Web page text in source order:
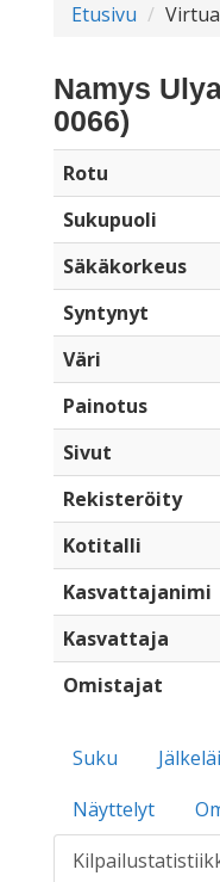
Etusivu
Namys
0066)
Rotu
Sukupuoli
Säkäkorkeus
Syntynyt
Väri
Painotus
Sivut
Rekisteröity
Kotitalli
Kasvattajanimi
Kasvattaja
Omistajat
Suku
Näyttelyt